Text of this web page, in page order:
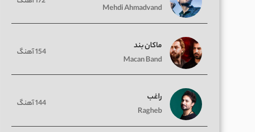
Mehdi Ahmadvand
ماکان بند
Macan Band
154 آهنگ
راغب
Ragheb
144 آهنگ